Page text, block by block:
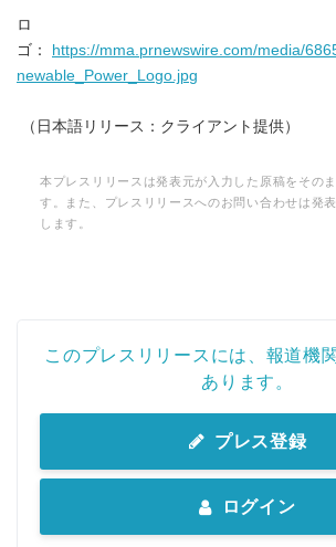
ロ
ゴ：
https://mma.prnewswire.com/media/
newable_Power_Logo.jpg
（日本語リリース：クライアント提供）
本プレスリリースは発表元が入力した原稿をその
す。また、プレスリリースへのお問い合わせは発
します。
このプレスリリースには、報道機
あります。
プレス登録
ログイン